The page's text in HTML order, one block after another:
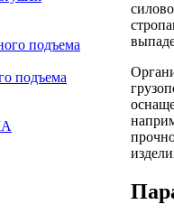
подъема
подъема